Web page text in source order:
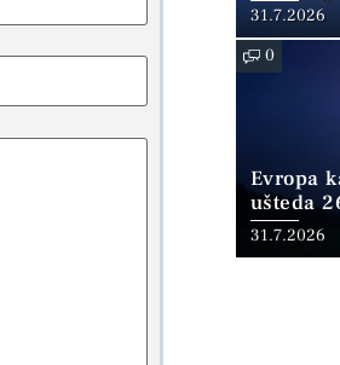
31.7.2026
0
Evropa
ušteda
31.7.2026